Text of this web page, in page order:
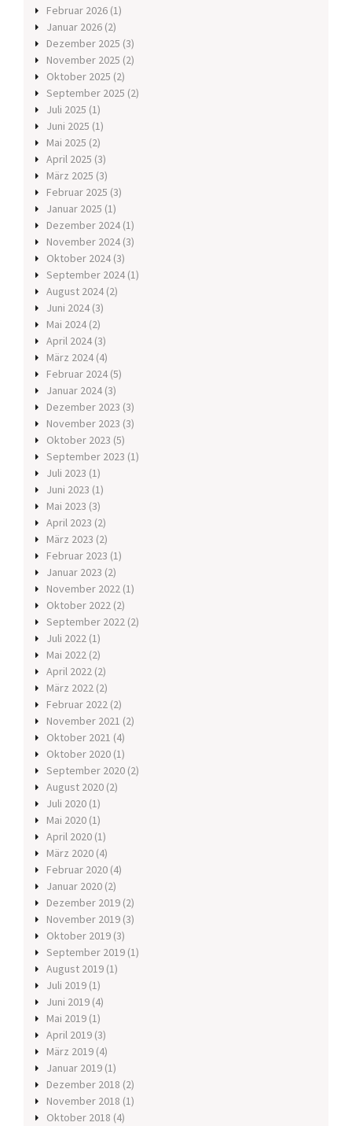
Februar 2026 (1)
Januar 2026 (2)
Dezember 2025 (3)
November 2025 (2)
Oktober 2025 (2)
September 2025 (2)
Juli 2025 (1)
Juni 2025 (1)
Mai 2025 (2)
April 2025 (3)
März 2025 (3)
Februar 2025 (3)
Januar 2025 (1)
Dezember 2024 (1)
November 2024 (3)
Oktober 2024 (3)
September 2024 (1)
August 2024 (2)
Juni 2024 (3)
Mai 2024 (2)
April 2024 (3)
März 2024 (4)
Februar 2024 (5)
Januar 2024 (3)
Dezember 2023 (3)
November 2023 (3)
Oktober 2023 (5)
September 2023 (1)
Juli 2023 (1)
Juni 2023 (1)
Mai 2023 (3)
April 2023 (2)
März 2023 (2)
Februar 2023 (1)
Januar 2023 (2)
November 2022 (1)
Oktober 2022 (2)
September 2022 (2)
Juli 2022 (1)
Mai 2022 (2)
April 2022 (2)
März 2022 (2)
Februar 2022 (2)
November 2021 (2)
Oktober 2021 (4)
Oktober 2020 (1)
September 2020 (2)
August 2020 (2)
Juli 2020 (1)
Mai 2020 (1)
April 2020 (1)
März 2020 (4)
Februar 2020 (4)
Januar 2020 (2)
Dezember 2019 (2)
November 2019 (3)
Oktober 2019 (3)
September 2019 (1)
August 2019 (1)
Juli 2019 (1)
Juni 2019 (4)
Mai 2019 (1)
April 2019 (3)
März 2019 (4)
Januar 2019 (1)
Dezember 2018 (2)
November 2018 (1)
Oktober 2018 (4)